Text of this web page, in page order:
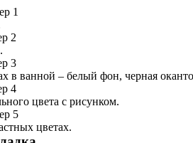
в ванной – белый фон, черная
цвета с рисунком.
цветах.